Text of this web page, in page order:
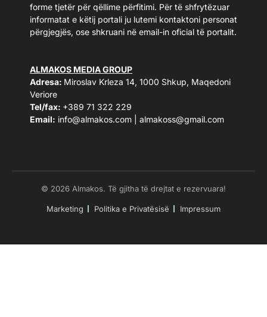
forme tjetër për qëllime përfitimi. Për të shfrytëzuar
informatat e këtij portali ju lutemi kontaktoni personat
përgjegjës, ose shkruani në email-in oficial të portalit.
ALMAKOS MEDIA GROUP
Adresa: Miroslav Krleza 14, 1000 Shkup, Maqedoni
Veriore
Tel/fax: +389 71 322 229
Email: info@almakos.com almakoss@gmail.com
© 2026 Almakos. Të gjitha të drejtat e rezervuara!
Marketing Politika e Privatësisë Impressum